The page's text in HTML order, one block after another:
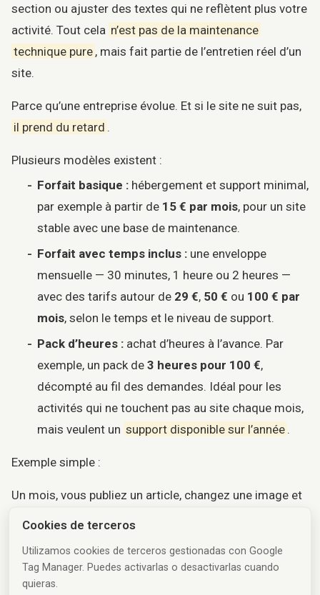
section ou ajuster des textes qui ne reflètent plus votre
activité. Tout cela n’est pas de la maintenance
technique pure , mais fait partie de l’entretien réel d’un
site.
Parce qu’une entreprise évolue. Et si le site ne suit pas,
il prend du retard .
Plusieurs modèles existent :
Forfait basique :hébergement et support minimal,
par exemple à partir de 15 € par mois, pour un site
stable avec une base de maintenance.
Forfait avec temps inclus :une enveloppe
mensuelle — 30 minutes, 1 heure ou 2 heures —
avec des tarifs autour de 29 €, 50 € ou 100 € par
mois, selon le temps et le niveau de support.
Pack d’heures :achat d’heures à l’avance. Par
exemple, un pack de 3 heures pour 100 €,
décompté au fil des demandes. Idéal pour les
activités qui ne touchent pas au site chaque mois,
mais veulent un support disponible sur l’année .
Exemple simple :
Un mois, vous publiez un article, changez une image et
supplémentaire n’est consommée.
L’essentiel : un site professionnel
Cookies de terceros
Utilizamos cookies de terceros gestionadas con Google
Tag Manager. Puedes activarlas o desactivarlas cuando
quieras.